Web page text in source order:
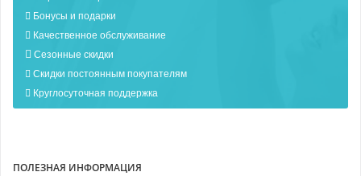
Бонусы и подарки
Качественное обслуживание
Сезонные скидки
Скидки постоянным покупателям
Круглосуточная поддержка
ПОЛЕЗНАЯ ИНФОРМАЦИЯ